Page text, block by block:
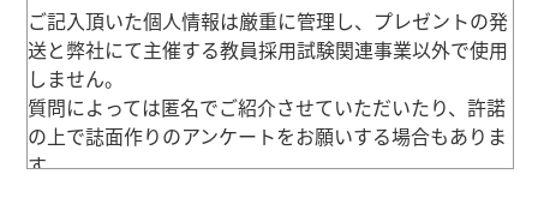
ご記入頂いた個人情報は厳重に管理し、プレゼントの発
送と弊社にて主催する教員採用試験関連事業以外で使用
しません。
質問によっては匿名でご紹介させていただいたり、許諾
の上で誌面作りのアンケートをお願いする場合もありま
す。